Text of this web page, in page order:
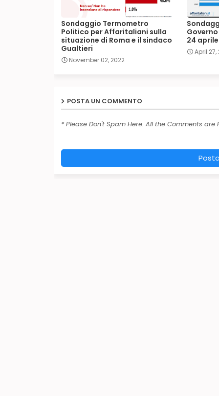
Sondaggio Termometro
Politico per Affaritaliani sulla
situazione di Roma e il sindaco
Gualtieri
November 02, 2022
Governo
24
April 27,
POSTA UN COMMENTO
* Please Don't Spam Here. All the Comments are